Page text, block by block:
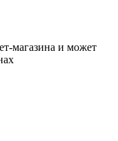
магазина и может